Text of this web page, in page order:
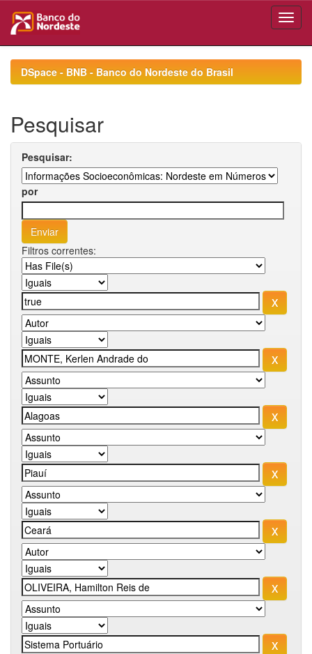
navigationDSpace - BNB - Banco do Nordeste do Brasil
Pesquisar
Pesquisar:
por
Filtros correntes: